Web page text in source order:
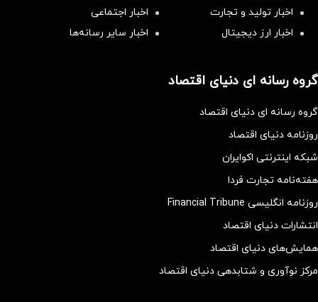
اخبار تولید و تجارت
اخبار اجتماعی
اخبار ارز دیجیتال
اخبار سایر رسانه‌‌ها
گروه رسانه ای دنیای اقتصاد
گروه رسانه ای دنیای اقتصاد
روزنامه دنیای اقتصاد
شبکه اینترنتی اکوایران
هفته‌نامه تجارت فردا
روزنامه انگلیسی Financial Tribune
انتشارات دنیای اقتصاد
همایش‌های دنیای اقتصاد
مرکز نوآوری و شتابدهی دنیای اقتصاد